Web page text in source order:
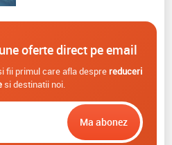
oferte direct pe email
fii primul care afla despre reduceri
si destinatii noi.